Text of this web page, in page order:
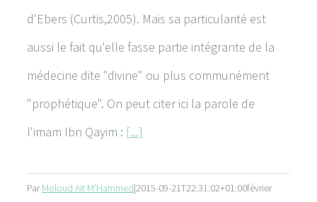
d'Ebers (Curtis,2005). Mais sa particularité est
aussi le fait qu'elle fasse partie intégrante de la
médecine dite "divine" ou plus communément
"prophétique". On peut citer ici la parole de
l'imam Ibn Qayim : [...]
ParMoloud Ait M'Hammed|2015-09-21T22:31:02+01:00février